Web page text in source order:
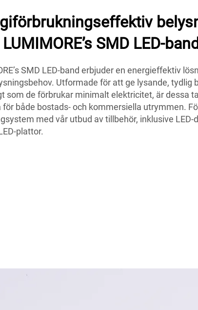
SMD LED-band
SMD LED-band erbjuder en energieffektiv
Utformade för att ge lysande, tydlig
som de förbrukar minimalt elektricitet, är dessa
för både bostads- och kommersiella utrymmen.
med vår utbud av tillbehör, inklusive LED-
plattor.